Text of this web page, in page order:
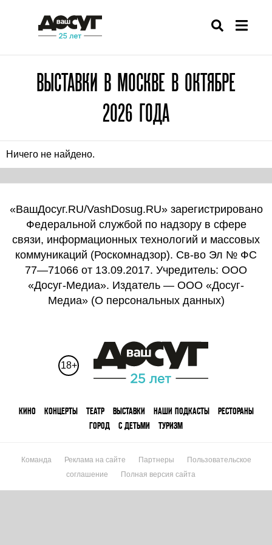
ВЫСТАВКИ В МОСКВЕ В ОКТЯБРЕ
2026 ГОДА
Ничего не найдено.
«ВашДосуг.RU/VashDosug.RU» зарегистрировано
Федеральной службой по надзору в сфере
связи, информационных технологий и массовых
коммуникаций (Роскомнадзор). Св-во Эл № ФС
77—71066 от 13.09.2017. Учредитель: ООО
«Досуг-Медиа». Издатель — ООО «Досуг-
Медиа» (О персональных данных)
18+
КИНО КОНЦЕРТЫ ТЕАТР ВЫСТАВКИ НАШИ ПОДКАСТЫ
РЕСТОРАНЫ
ГОРОД
С ДЕТЬМИ ТУРИЗМ
Команда Реклама на сайте Партнеры
Пользовательское
соглашение
Полная версия сайта